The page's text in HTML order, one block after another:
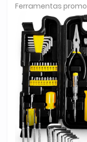
Ferramentas